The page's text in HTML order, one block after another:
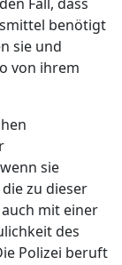
benötigt
sie und
von ihrem
sie
zu dieser
mit einer
des
Polizei beruft